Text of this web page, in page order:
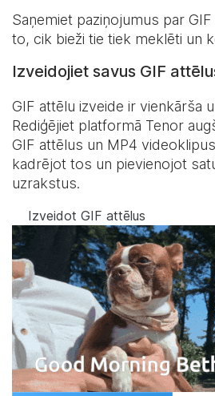
Saņemiet paziņojumus par
to, cik bieži tie tiek meklēti un
Izveidojiet savus GIF
GIF attēlu izveide ir vienkārša
Rediģējiet platformā Tenor
GIF attēlus un MP4
kadrējot tos un pievienojot
uzrakstus.
Izveidot GIF attēlus